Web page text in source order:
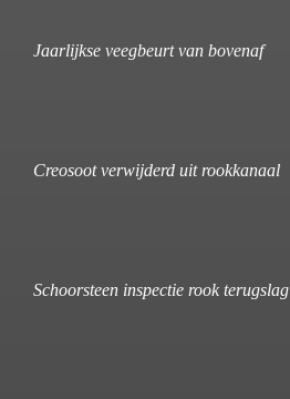
Jaarlijkse veegbeurt van bovenaf
Creosoot verwijderd uit rookkanaal
Schoorsteen inspectie rook terugslag